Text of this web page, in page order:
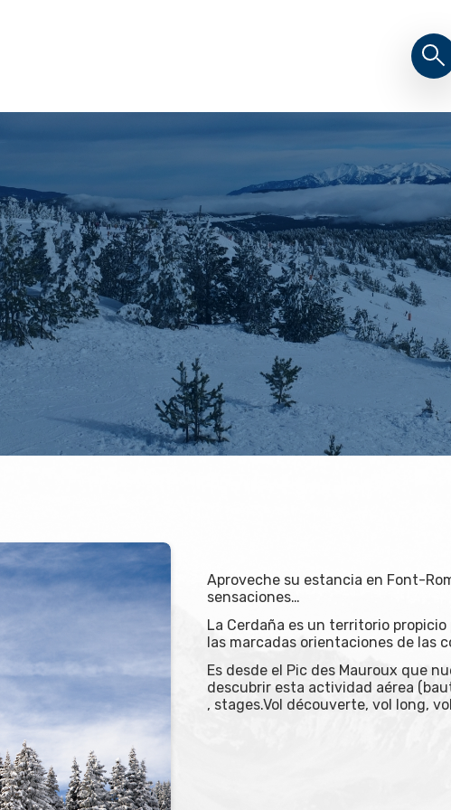
Aproveche su estancia en Font-
sensaciones…
La Cerdaña es un territorio
las marcadas orientaciones de las
Es desde el Pic des Mauroux que
descubrir esta actividad aérea
, stages.Vol découverte, vol long,